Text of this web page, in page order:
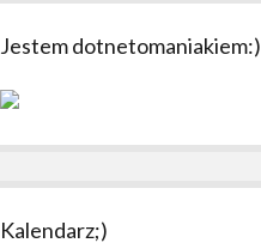
Jestem dotnetomaniakiem:)
Kalendarz;)